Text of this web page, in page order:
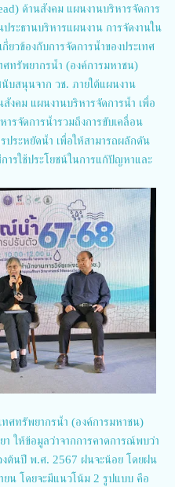
ด้านสังคม แผนงานบริหารจัดการ
ะธานบริหารแผนงาน การจัดงานใน
ยวข้องกับการจัดการน้ำของประเทศ
ทรัพยากรน้ำ (องค์การมหาชน)
บสนุนจาก วช. ภายใต้แผนงาน
งคม แผนงานบริหารจัดการน้ำ เพื่อ
รจัดการน้ำรวมถึงการขับเคลื่อน
ประหยัดน้ำ เพื่อให้สามารถผลักดัน
ารใช้ประโยชน์ในการแก้ปัญหาและ
ศทรัพยากรน้ำ (องค์การมหาชน)
ให้ข้อมูลว่าจากการคาดการณ์พบว่า
งต้นปี พ.ศ. 2567 ฝนจะน้อย โดยฝน
ยน โดยจะมีแนวโน้ม 2 รูปแบบ คือ